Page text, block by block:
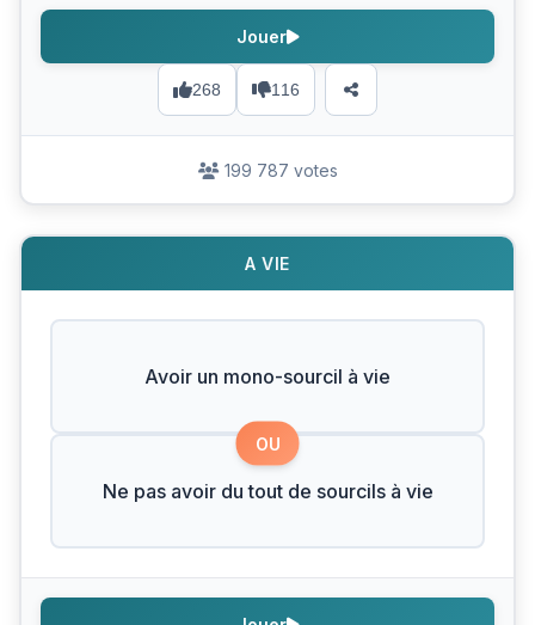
268 116
Jouer
199 787 votes
A VIE
Avoir un mono-sourcil à vie
OU
Ne pas avoir du tout de sourcils à vie